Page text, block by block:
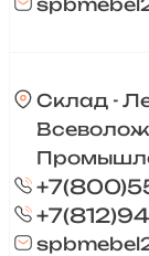
Склад -